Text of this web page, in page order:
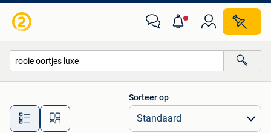
Alle afstanden…
Sorteer op